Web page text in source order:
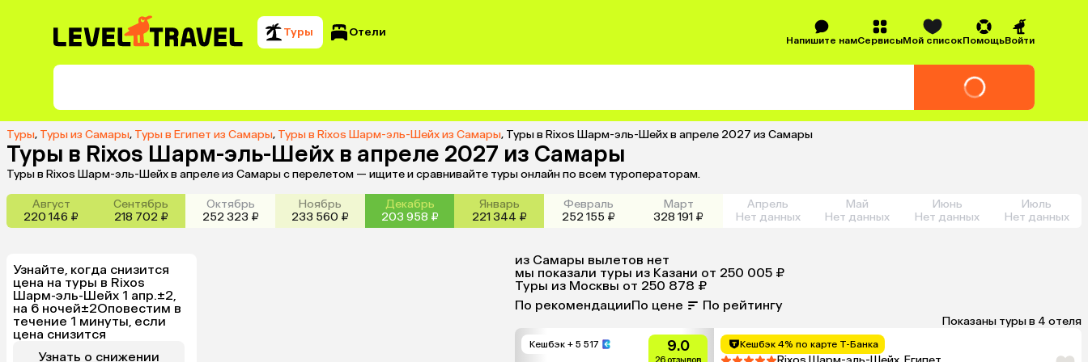
Туры Отели
Напишите намСервисыМой списокПомощьВойти
Туры, Туры из Самары, Туры в Египет из Самары, Туры в Rixos Шарм-эль-Шейх из Самары, Туры в Rixos Шарм-эль-Шейх в апреле 2027 из Самары
Туры в Rixos Шарм-эль-Шейх в апреле 2027 из Самары
Туры в Rixos Шарм-эль-Шейх в апреле из Самары с перелетом — ищите и сравнивайте туры онлайн по всем туроператорам.
Август
220 146 ₽
Сентябрь
218 702 ₽
Октябрь
252 323 ₽
Ноябрь
233 560 ₽
Декабрь
203 958 ₽
Январь
221 344 ₽
Февраль
252 155 ₽
Март
328 191 ₽
Апрель
Нет данных
Май
Нет данных
Июнь
Нет данных
Июль
Нет данных
Узнайте, когда снизится
цена на туры в Rixos
Шарм-эль-Шейх 1 апр.±2,
на 6 ночей±2Оповестим в
течение 1 минуты, если
цена снизится
Узнать о снижении
из Самары вылетов нет
мы показали туры из Казани от 250 005 ₽
Туры из Москвы от 250 878 ₽
По рекомендацииПо цене По рейтингу
Показаны туры в 4 отеля
Кешбэк + 5 517 9.0
26 отзывов
Кешбэк 4% по карте Т-Банка